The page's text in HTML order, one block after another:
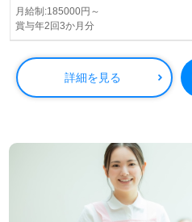
◎『高齢者を敬う、感謝の気持
る』あなたらしいやさしい気持
看護助手や介護職経験のある
様から『職員様の笑顔と優し
ュニケーションが盛んで毎日
所様。何でも相談しやすい、
い』『心の通うあたたかな介
係の良い職場で働きたい』『
たい』等の方も大歓迎！入社
等、担当コンサルタントより
介護＞のコンサルタントが働
月給制:185000円～
賞与年2回3か月分
詳細を見る